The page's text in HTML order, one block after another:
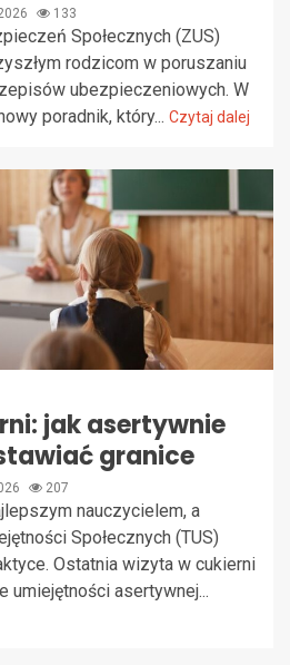
133
Społecznych (ZUS)
rodzicom w poruszaniu
ubezpieczeniowych. W
poradnik, który... Czytaj dalej
jak asertywnie
granice
207
nauczycielem, a
Społecznych (TUS)
Ostatnia wizyta w cukierni
umiejętności asertywnej...